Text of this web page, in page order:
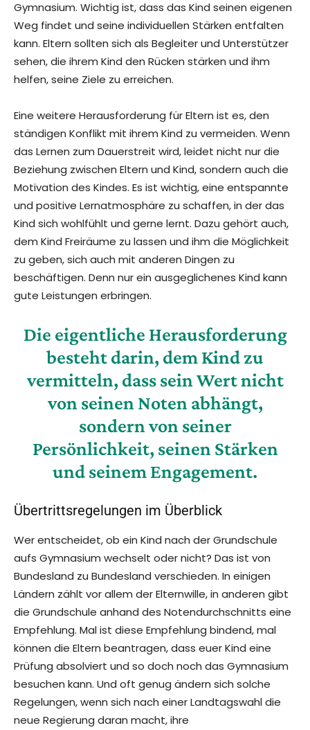
Gymnasium. Wichtig ist, dass das Kind seinen eigenen
Weg findet und seine individuellen Stärken entfalten
kann. Eltern sollten sich als Begleiter und Unterstützer
sehen, die ihrem Kind den Rücken stärken und ihm
helfen, seine Ziele zu erreichen.
Eine weitere Herausforderung für Eltern ist es, den
ständigen Konflikt mit ihrem Kind zu vermeiden. Wenn
das Lernen zum Dauerstreit wird, leidet nicht nur die
Beziehung zwischen Eltern und Kind, sondern auch die
Motivation des Kindes. Es ist wichtig, eine entspannte
und positive Lernatmosphäre zu schaffen, in der das
Kind sich wohlfühlt und gerne lernt. Dazu gehört auch,
dem Kind Freiräume zu lassen und ihm die Möglichkeit
zu geben, sich auch mit anderen Dingen zu
beschäftigen. Denn nur ein ausgeglichenes Kind kann
gute Leistungen erbringen.
Die eigentliche Herausforderung
besteht darin, dem Kind zu
vermitteln, dass sein Wert nicht
von seinen Noten abhängt,
sondern von seiner
Persönlichkeit, seinen Stärken
und seinem Engagement.
Übertrittsregelungen im Überblick
Wer entscheidet, ob ein Kind nach der Grundschule
aufs Gymnasium wechselt oder nicht? Das ist von
Bundesland zu Bundesland verschieden. In einigen
Ländern zählt vor allem der Elternwille, in anderen gibt
die Grundschule anhand des Notendurchschnitts eine
Empfehlung. Mal ist diese Empfehlung bindend, mal
können die Eltern beantragen, dass euer Kind eine
Prüfung absolviert und so doch noch das Gymnasium
besuchen kann. Und oft genug ändern sich solche
Regelungen, wenn sich nach einer Landtagswahl die
neue Regierung daran macht, ihre